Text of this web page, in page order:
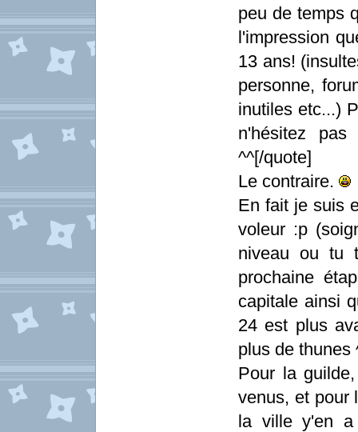
peu de temps
l'impression
13 ans!
personne,
inutiles etc...)
n'hésitez
^^[/quote]
Le contraire.
En fait je suis
voleur :p
niveau ou tu
prochaine
capitale ainsi
24 est plus
plus de thunes
Pour la
venus, et pour
la ville y'en